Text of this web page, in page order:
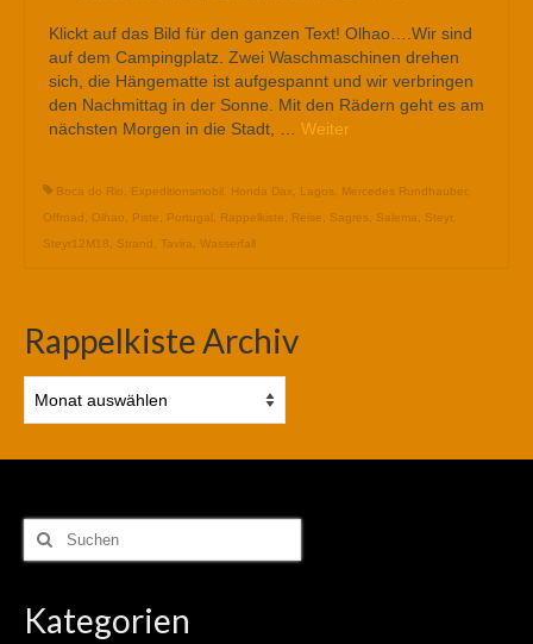
Klickt auf das Bild für den ganzen Text! Olhao….Wir sind
auf dem Campingplatz. Zwei Waschmaschinen drehen
sich, die Hängematte ist aufgespannt und wir verbringen
den Nachmittag in der Sonne. Mit den Rädern geht es am
nächsten Morgen in die Stadt, … Weiter
Boca do Rio Expeditionsmobil Honda Dax Lagos Mercedes Rundhauber,
Offroad
Olhao Piste Portugal Rappelkiste Reise Sagres Salema Steyr,
Steyr12M18
Strand Tavira Wasserfall
Rappelkiste Archiv
Archiv
Suchen
nach:
Kategorien